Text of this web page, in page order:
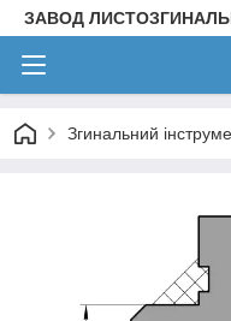
ЗАВОД
Згинальний